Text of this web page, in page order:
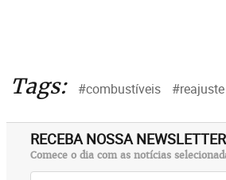
Tags: #combustíveis #reajuste
RECEBA NOSSA NEWSLETTER
Comece o dia com as notícias